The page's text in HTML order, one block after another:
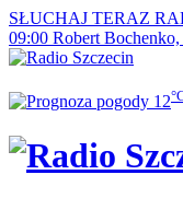
SŁUCHAJ TERAZ
09:00 Robert Bochenko,
12